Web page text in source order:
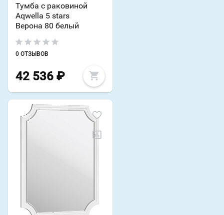
Тумба с раковиной
Aqwella 5 stars
Верона 80 белый
0 ОТЗЫВОВ
42 536 ₽